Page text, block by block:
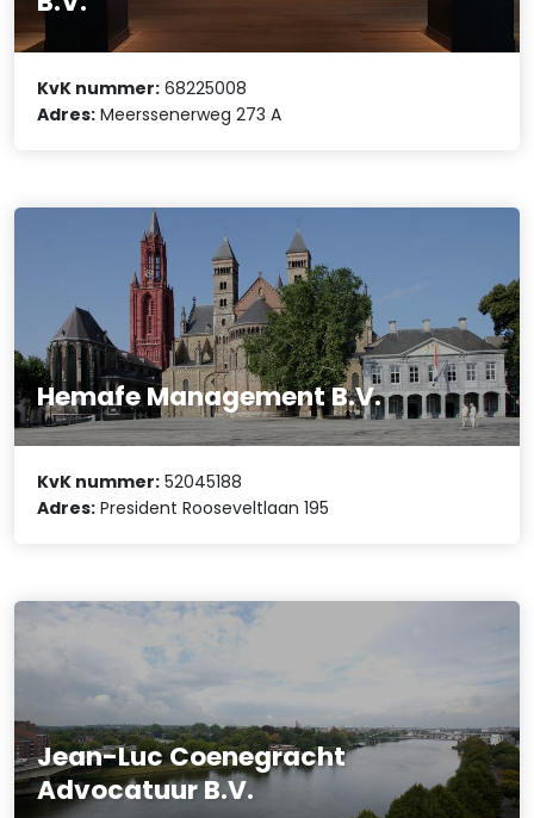
KvK nummer: 68225008
Adres: Meerssenerweg 273 A
Hemafe Management B.V.
KvK nummer: 52045188
Adres: President Rooseveltlaan 195
Jean-Luc Coenegracht
Advocatuur B.V.